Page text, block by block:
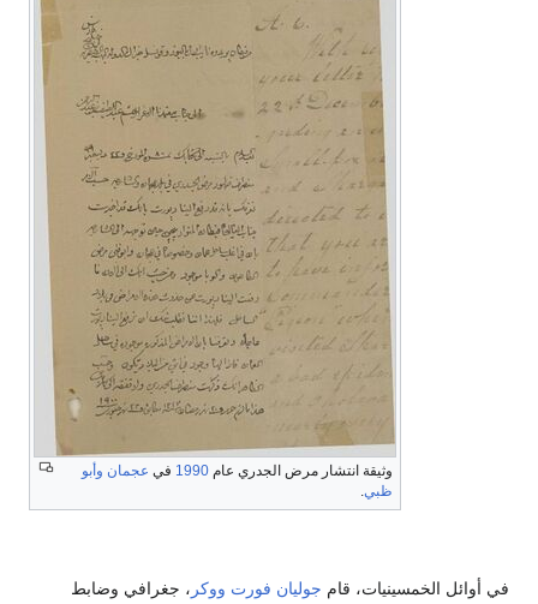
وثيقة انتشار مرض الجدري عام 1990 في عجمان وأبو
ظبي.
في أوائل الخمسينيات، قام جوليان فورت ووكر ، جغرافي وضابط